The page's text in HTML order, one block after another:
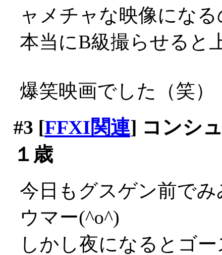
ャメチャな映像にな
本当にB級撮らせると
爆笑映画でした（笑）
#3 [FFXI関連] コンシ
１歳
今日もグスゲン前で
ウマー(^o^)
しかし夜になるとゴ